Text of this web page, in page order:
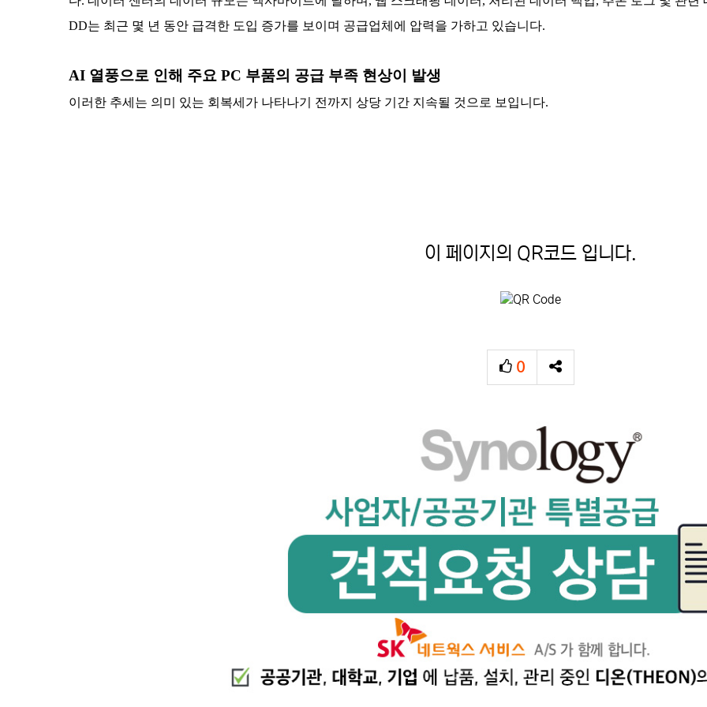
DD는 최근 몇 년 동안 급격한 도입 증가를 보이며 공급업체에 압력을 가하고 있습니다.
AI 열풍으로 인해 주요 PC 부품의 공급 부족 현상이 발생
이러한 추세는 의미 있는 회복세가 나타나기 전까지 상당 기간 지속될 것으로 보입니다.
이 페이지의 QR코드 입니다.
0
추천
SNS 공유